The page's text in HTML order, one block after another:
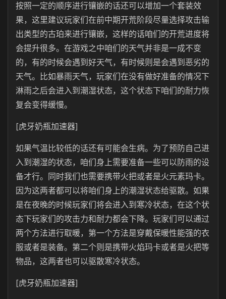
按照一定的顺序进行镶嵌的话还可以增加一个套装效
果，这里建议玩家们在前中期开荒阶段尽量选择攻击输
出类型的古珀来进行镶嵌，这样的话咱们的开荒进度将
会提升很多。在游戏之中咱们的天气并非是一成不变
的，有的时候会遇到好天气，有时候则是会遇到恶劣的
天气。比如暴雨天气，玩家们在没有做好准备的情况下
淋雨之后会进入到潮湿状态，这个状态下咱们的耐力恢
复会变得缓慢。
[虎牙奶瓶加速器]
如果气温比较低的话还有可能会生病。为了预防自己进
入到潮湿的状态，咱们身上需要准备一些可以防雨的设
备才行。同时我们也需要携带火把或者是火元素玛卡。
因为这两者都可以将咱们身上的潮湿状态给驱散。如果
是在夜晚的时候玩家们将会进入到寒冷状态，在这个状
态下玩家们的攻击力和耐力都会下降。玩家们可以通过
两个方法进行取暖，第一个方法是穿戴保暖性能强的衣
服或者是装备。第二个则是携带火焰玛卡或者是火把等
物品，这两者也可以驱散寒冷状态。
[虎牙奶瓶加速器]